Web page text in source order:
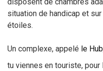
disposent de chambres
situation de handicap et
étoiles.
Un complexe, appelé le Hub
tu viennes en touriste,